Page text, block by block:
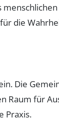
die
Die
Raum für
Praxis.